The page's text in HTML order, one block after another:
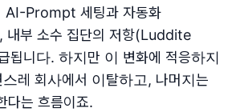
AI-Prompt 세팅과 자동화
내부 소수 집단의 저항(Luddite
니다. 하지만 이 변화에 적응하지
레 회사에서 이탈하고, 나머지는
다는 흐름이죠.